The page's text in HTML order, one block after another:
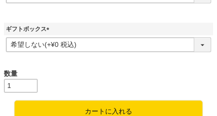
ギフトボックス
(
必
カートに入れる